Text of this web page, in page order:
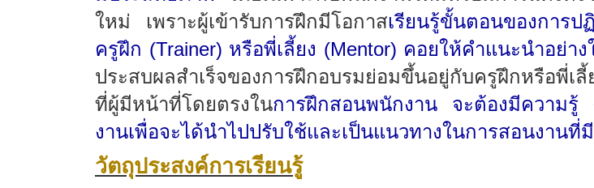
ใหม่ เพราะผู้เข้ารับการฝึกมีโอกาสเรียนรู้ขั้นตอนของการ
ครูฝึก (Trainer) หรือพี่เลี้ยง (Mentor) คอยให้คำแนะนำอย่าง
ประสบผลสำเร็จของการฝึกอบรมย่อมขึ้นอยู่กับครูฝึกหรือพี่เ
ที่ผู้มีหน้าที่โดยตรงในการฝึกสอนพนักงาน จะต้องมีความรู้
งานเพื่อจะได้นำไปปรับใช้และเป็นแนวทางในการสอนงานที่
วัตถุประสงค์การเรียนรู้